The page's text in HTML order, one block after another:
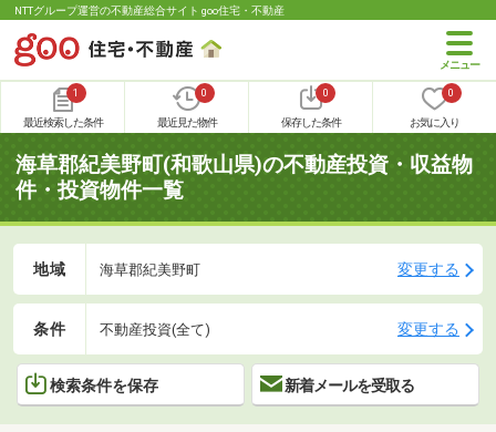
NTTグループ運営の不動産総合サイト goo住宅・不動産
1
最近検索した条件
0
最近見た物件
0
保存した条件
0
お気に入り
海草郡紀美野町(和歌山県)の不動産投資・収益物
件・投資物件一覧
地域 海草郡紀美野町 変更する
条件 不動産投資(全て) 変更する
検索条件を保存 新着メールを受取る